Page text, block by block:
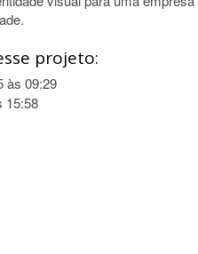
projeto:
às 09:29
15:58